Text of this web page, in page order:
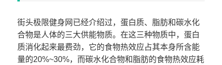
街头极限健身网已经介绍过，蛋白质、脂肪和碳水化
合物是人体的三大供能物质。在这三种物质中，蛋白
质消化起来最费劲，它的食物热效应占其本身所含能
量的20%~30%，而碳水化合物和脂肪的食物热效应耗